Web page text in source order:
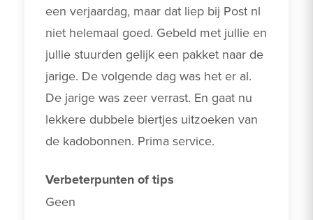
een verjaardag, maar dat liep bij Post nl
niet helemaal goed. Gebeld met jullie en
jullie stuurden gelijk een pakket naar de
jarige. De volgende dag was het er al.
De jarige was zeer verrast. En gaat nu
lekkere dubbele biertjes uitzoeken van
de kadobonnen. Prima service.
Verbeterpunten of tips
Geen